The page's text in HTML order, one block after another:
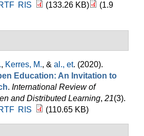
RIS (133.26 KB)
(1.9
, Kerres, M., & al., et. (2020).
Education: An Invitation to
. International Review of
and Distributed Learning, 21(3).
RIS (110.65 KB)